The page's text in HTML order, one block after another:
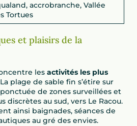
accrobranche, Vallée
Tortues
et plaisirs de la
les activités les plus
plage de sable fin s’étire sur
de zones surveillées et
discrètes au sud, vers Le Racou.
ainsi baignades, séances de
au gré des envies.